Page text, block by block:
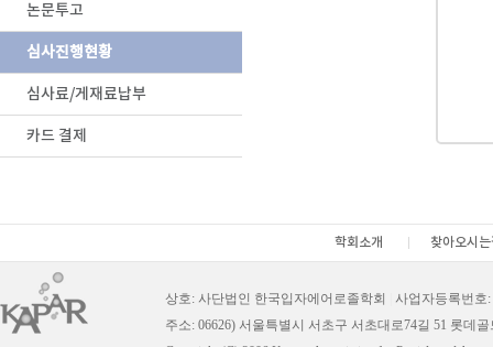
논문투고
심사진행현황
심사료/게재료납부
카드 결제
학회소개 찾아오시는
상호: 사단법인 한국입자에어로졸학회
사업자등록번호
주소: 06626) 서울특별시 서초구 서초대로74길 51 롯데